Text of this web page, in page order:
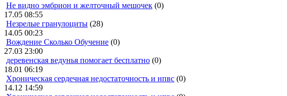
Не видно эмбрион и желточный мешочек (0)
17.05 08:55
Незрелые гранулоциты (28)
14.05 00:23
Вождение Сколько Обучение (0)
27.03 23:00
деревенская ведунья помогает бесплатно (0)
18.01 06:19
Хроническая сердечная недостаточность и нпвс (0)
14.12 14:59